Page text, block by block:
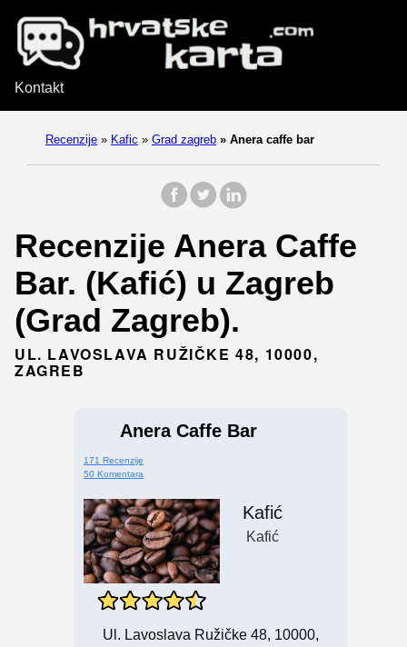
Kontakt
Recenzije » Kafic » Grad zagreb » Anera caffe bar
Recenzije Anera Caffe
Bar. (Kafić) u Zagreb
(Grad Zagreb).
UL. LAVOSLAVA RUŽIČKE 48, 10000,
ZAGREB
Anera Caffe Bar
171 Recenzije
50 Komentara
Kafić
Kafić
Ul. Lavoslava Ružičke 48, 10000,